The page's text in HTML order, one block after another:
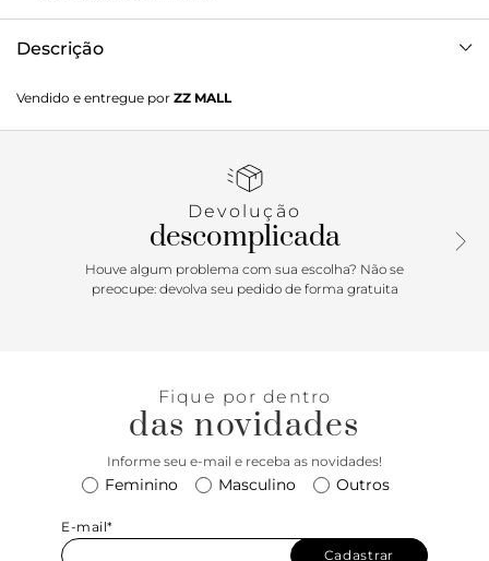
Descrição
esse tênis feminino do comum imediatamente! Companhia
perfeita para os mais variados looks - do básico jeans e
mesmo alfaiataria, esse tênis sem cadarço traz estilo e
Vendido e entregue por ZZ MALL
Devolução
descomplicada
Houve algum problema com sua escolha? Não se
preocupe: devolva seu pedido de forma gratuita
Fique por dentro
das novidades
Informe seu e-mail e receba as novidades!
Feminino Masculino Outros
E-mail*
Cadastrar